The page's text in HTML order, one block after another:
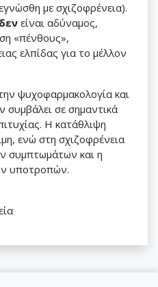
με σχιζοφρένεια).
δεν είναι αδύναμος,
«πένθους»,
ελπίδας για το μέλλον
ψυχοφαρμακολογία και
συμβάλει σε σημαντικά
Η κατάθλιψη
ενώ στη σχιζοφρένεια
συμπτωμάτων και η
υποτροπών.